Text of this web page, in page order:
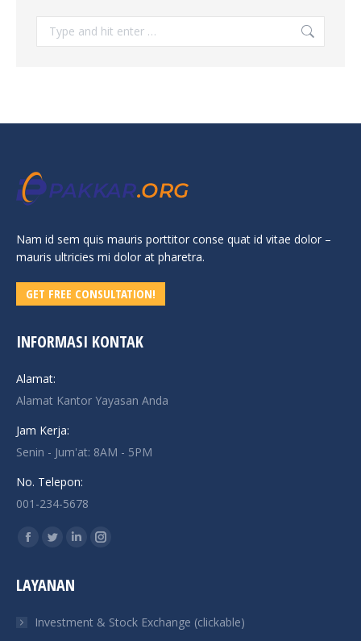
Search:
Nam id sem quis mauris porttitor conse quat id vitae dolor –
mauris ultricies mi dolor at pharetra.
GET FREE CONSULTATION!
INFORMASI KONTAK
Alamat:
Alamat Kantor Yayasan Anda
Jam Kerja:
Senin - Jum'at: 8AM - 5PM
No. Telepon:
001-234-5678
Find us on:
Facebook
opens
new
Twitter
opens
new
Linkedin
new
Instagram
new
LAYANAN
Investment & Stock Exchange (clickable)